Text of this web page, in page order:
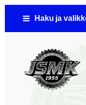
Siirry
Haku ja